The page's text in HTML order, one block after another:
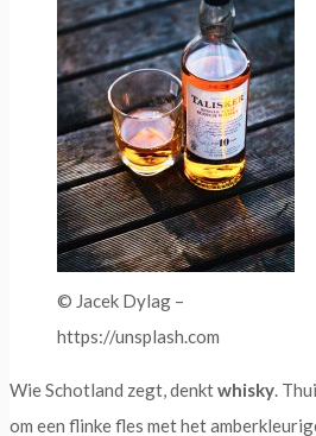
© Jacek Dylag –
https://unsplash.com
Wie Schotland zegt, denktwhisky.
om een flinke fles met het